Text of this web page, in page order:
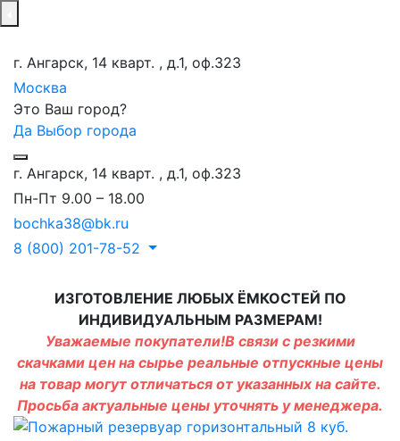
г. Ангарск, 14 кварт. , д.1, оф.323
Москва
Это Ваш город?
Да Выбор города
г. Ангарск, 14 кварт. , д.1, оф.323
Пн-Пт 9.00 – 18.00
bochka38@bk.ru
8 (800) 201-78-52
ИЗГОТОВЛЕНИЕ ЛЮБЫХ ЁМКОСТЕЙ ПО
ИНДИВИДУАЛЬНЫМ РАЗМЕРАМ!
Уважаемые покупатели!В связи с резкими
скачками цен на сырье реальные отпускные цены
на товар могут отличаться от указанных на сайте.
Просьба актуальные цены уточнять у менеджера.